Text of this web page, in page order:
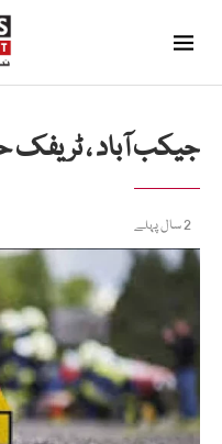
جیکب آباد ، ٹریفک حادثے میں
2 سال پہلے